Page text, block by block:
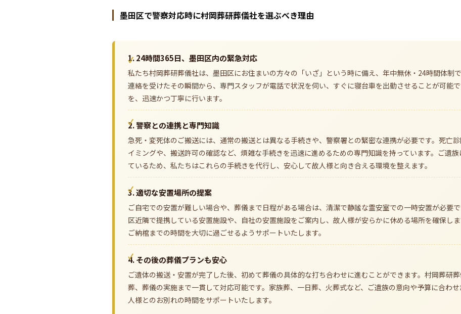
墨田区で警察対応時に村岡葬研葬儀社を選ぶべき理由
1. 24時間365日、墨田区内の緊急対応
私たち村岡葬研葬儀社は、墨田区にお住まいの方々の「いざ」という時に備え、年中無休・24時間体制
連絡を受けたその瞬間から、専門スタッフが電話で状況を伺い、すぐに寝台車を出動させることが可能
を、迅速かつ丁寧に行います。
2. 警察との連携と専門知識
急死・変死体のご搬送には、通常の搬送とは異なる手続きや、警察署との緊密な連携が必要です。死亡
イミングや、搬送許可の確認など、煩雑な手続きを迅速に進めるための専門知識を持っています。ご遺
ているため、私たちはこれらの手続きを代行し、安心して故人様と向き合える環境を整えます。
3. 適切な安置場所の提案
ご自宅での安置が難しい場合や、葬儀まで日程がある場合は、清潔で静謐な霊安室での一時安置が必要
区近隣で提携している安置施設や、自社の安置施設をご案内し、故人様が安らかに休める場所を確保しま
ご納棺までの時間を大切に過ごせるようサポートいたします。
4. その後の葬儀プランも安心
ご遺体の搬送・安置が完了した後、初めて葬儀の具体的な打ち合わせに進むことができます。村岡葬研
葬、葬儀の実施まで一貫して対応可能です。家族葬、一日葬、火葬式など、ご遺族の意向や予算に合わ
人様とのお別れの時間をサポートいたします。